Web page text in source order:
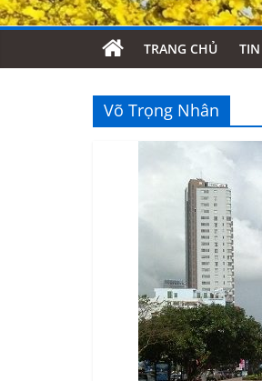
TRANG CHỦ
Võ Trọng Nhân